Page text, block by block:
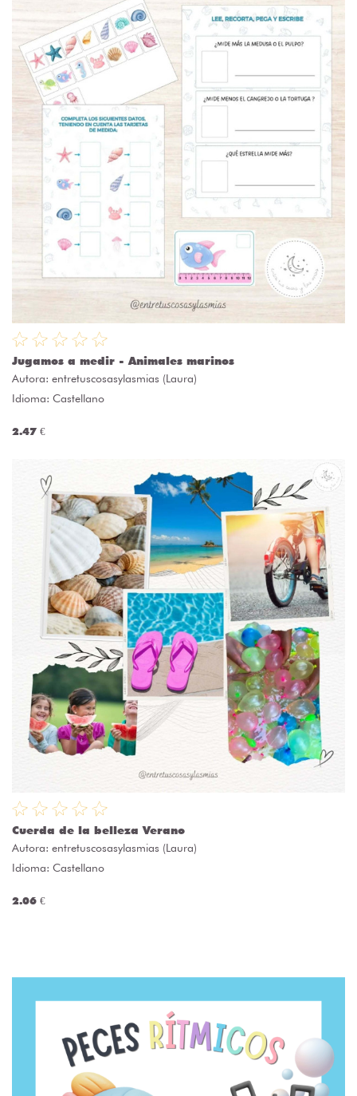
Jugamos a medir - Animales marinos
Autora: entretuscosasylasmias (Laura)
Idioma: Castellano
2.47 €
Cuerda de la belleza Verano
Autora: entretuscosasylasmias (Laura)
Idioma: Castellano
2.06 €